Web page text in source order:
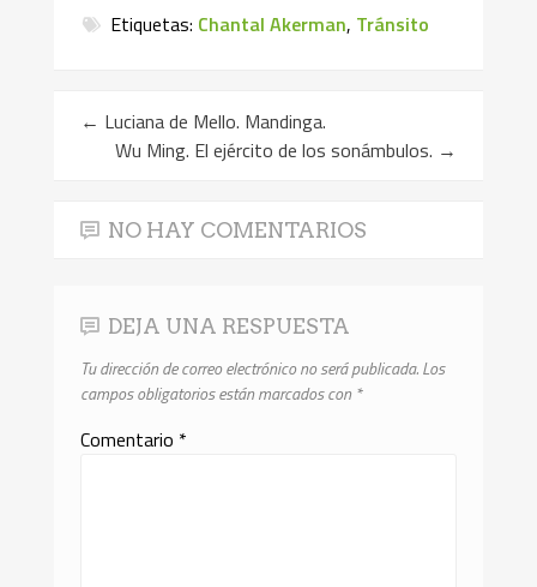
Etiquetas: Chantal Akerman, Tránsito
← Luciana de Mello. Mandinga.
Wu Ming. El ejército de los sonámbulos. →
NO HAY COMENTARIOS
DEJA UNA RESPUESTA
Tu dirección de correo electrónico no será publicada.Los
campos obligatorios están marcados con *
Comentario *